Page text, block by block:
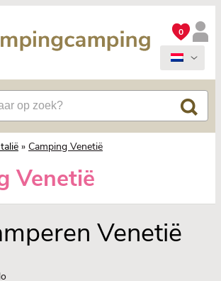
0
» Camping Venetië
Venetië
Venetië